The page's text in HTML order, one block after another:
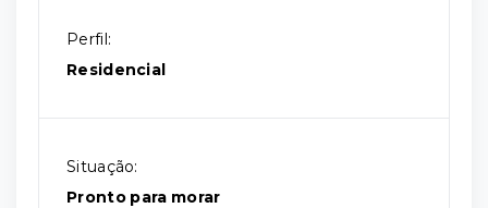
Perfil:
Residencial
Situação:
Pronto para morar